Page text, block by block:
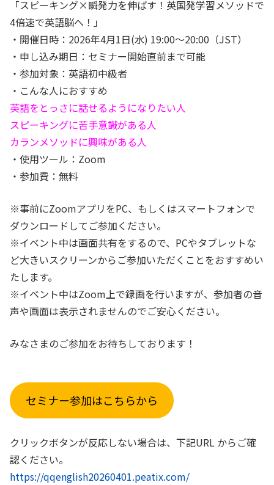
「スピーキング×瞬発力を伸ばす！英国発学習メソッドで
4倍速で英語脳へ！」
・開催日時：2026年4月1日(水) 19:00〜20:00（JST）
・申し込み期日：セミナー開始直前まで可能
・参加対象：英語初中級者
・こんな人におすすめ
英語をとっさに話せるようになりたい人
スピーキングに苦手意識がある人
カランメソッドに興味がある人
・使用ツール：Zoom
・参加費：無料
※事前にZoomアプリをPC、もしくはスマートフォンで
ダウンロードしてご参加ください。
※イベント中は画面共有をするので、PCやタブレットな
ど大きいスクリーンからご参加いただくことをおすすめい
たします。
※イベント中はZoom上で録画を行いますが、参加者の音
声や画面は表示されませんのでご安心ください。
みなさまのご参加をお待ちしております！
セミナー参加はこちらから
クリックボタンが反応しない場合は、下記URL からご確
認ください。
https://qqenglish20260401.peatix.com/